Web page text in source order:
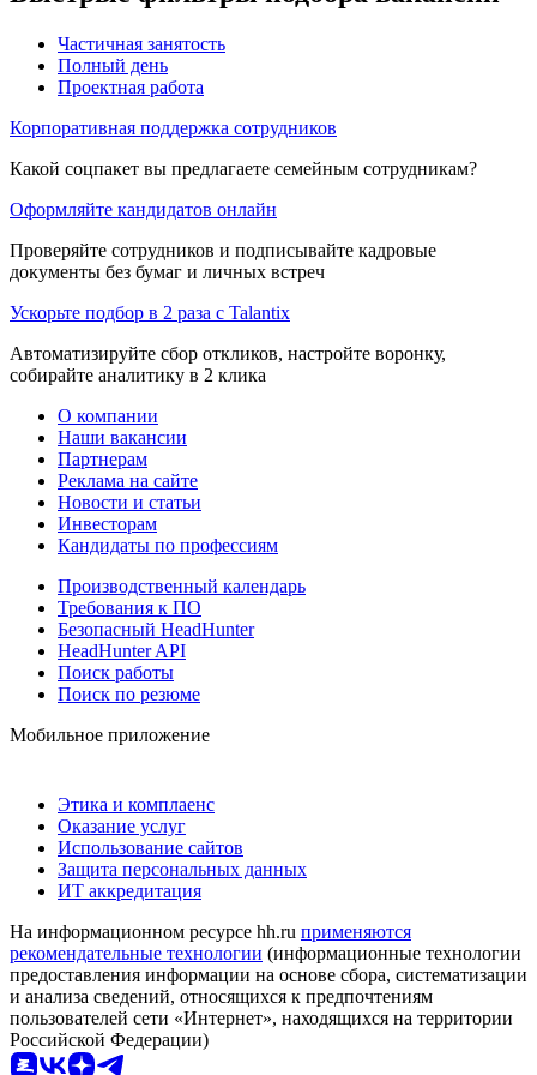
Частичная занятость
Полный день
Проектная работа
Корпоративная поддержка сотрудников
Какой соцпакет вы предлагаете семейным сотрудникам?
Оформляйте кандидатов онлайн
Проверяйте сотрудников и подписывайте кадровые
документы без бумаг и личных встреч
Ускорьте подбор в 2 раза с Talantix
Автоматизируйте сбор откликов, настройте воронку,
собирайте аналитику в 2 клика
О компании
Наши вакансии
Партнерам
Реклама на сайте
Новости и статьи
Инвесторам
Кандидаты по профессиям
Производственный календарь
Требования к ПО
Безопасный HeadHunter
HeadHunter API
Поиск работы
Поиск по резюме
Мобильное приложение
Этика и комплаенс
Оказание услуг
Использование сайтов
Защита персональных данных
ИТ аккредитация
На информационном ресурсе hh.ru применяются
рекомендательные технологии (информационные технологии
предоставления информации на основе сбора, систематизации
и анализа сведений, относящихся к предпочтениям
пользователей сети «Интернет», находящихся на территории
Российской Федерации)